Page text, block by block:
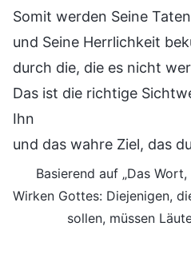
Somit werden Seine Taten
und Seine Herrlichkeit
durch die, die es nicht
Das ist die richtige
Ihn
und das wahre Ziel, das
Basierend auf „Das
Wirken Gottes: Diejenigen,
sollen, müssen